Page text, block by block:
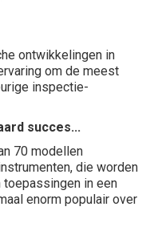
ontwikkelingen in
om de meest
inspectie-
succes...
70 modellen
die worden
toepassingen in een
enorm populair over